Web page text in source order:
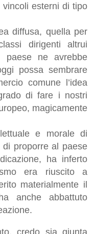
vincoli esterni di tipo
diffusa, quella per
dirigenti altrui
paese ne avrebbe
possa sembrare
comune l’idea
di fare i nostri
magicamente
e morale di
proporre al paese
ha inferto
era riuscito a
materialmente il
anche abbattuto
credo sia giunta